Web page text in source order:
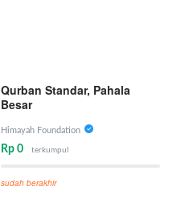
Qurban Standar, Pahala
Besar
Himayah Foundation
Rp 0 terkumpul
sudah berakhir